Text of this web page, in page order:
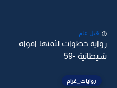
قبل عام
رواية خطوات لثمتها افواه
شيطانية -59
روايات_غرام